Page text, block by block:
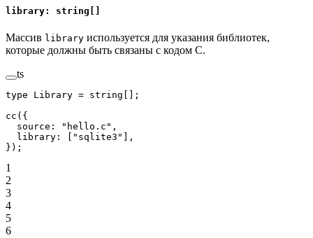
library: string[]
Массив library используется для указания библиотек,
которые должны быть связаны с кодом C.
ts
type Library = string [];
cc ({
  source:
"hello.c" ,
  library: [
"sqlite3"
],
});
1
2
3
4
5
6